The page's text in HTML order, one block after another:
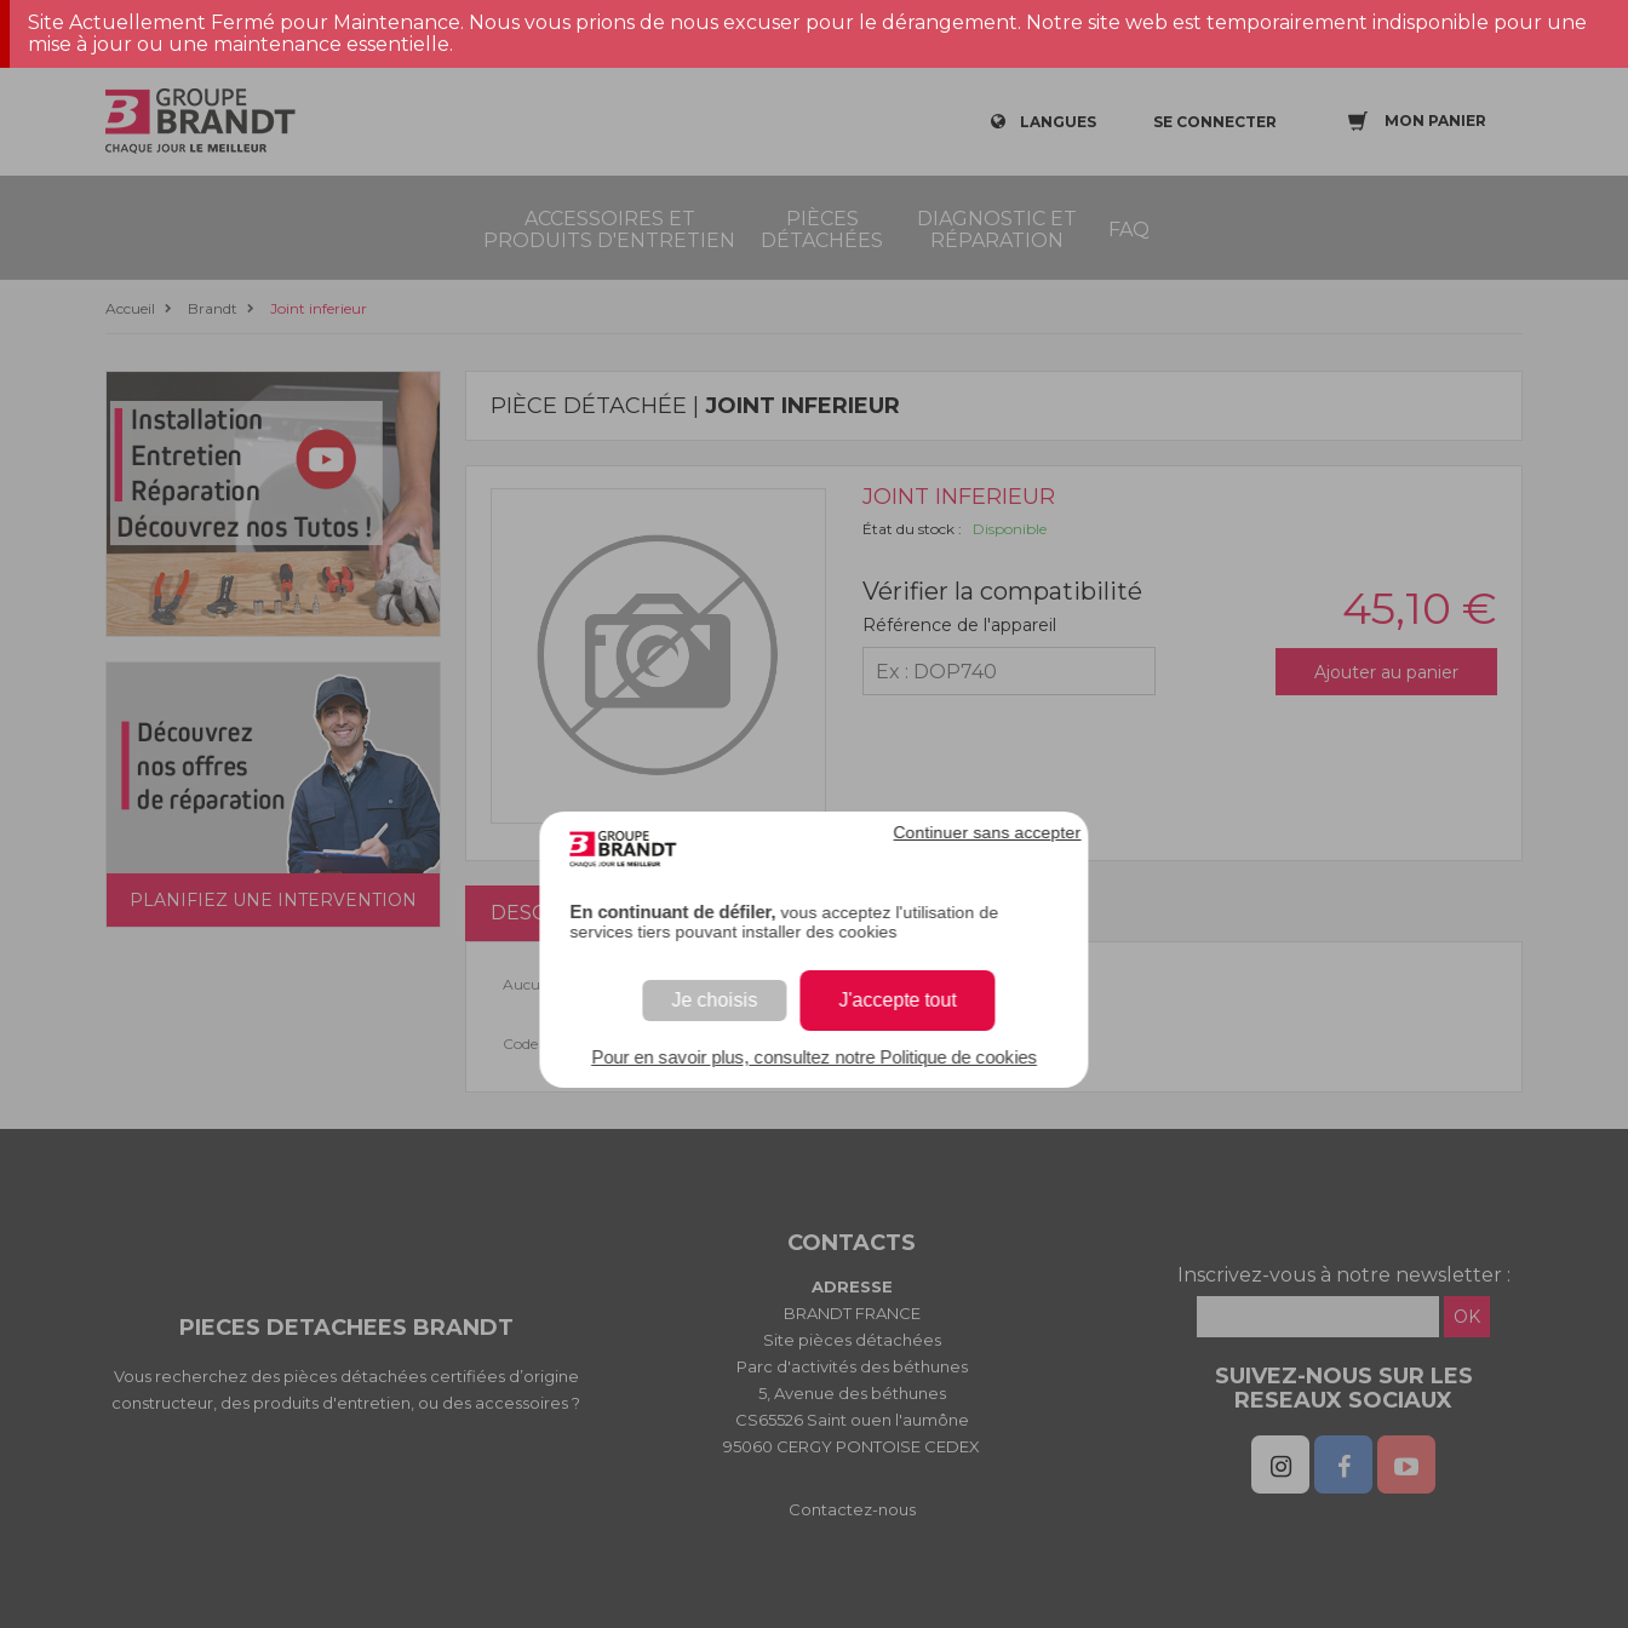
En continuant de défiler, vous acceptez l'utilisation de
services tiers pouvant installer des cookies
Je choisis J'accepte tout
Continuer sans accepter
Pour en savoir plus, consultez notre Politique de cookies
Site Actuellement Fermé pour Maintenance. Nous vous prions de nous excuser pour le dérangement. Notre site web est temporairement indisponible pour une
mise à jour ou une maintenance essentielle.
LANGUES SE CONNECTER MON PANIER
ACCESSOIRES ET
PRODUITS D'ENTRETIEN
PIÈCES
DÉTACHÉES
DIAGNOSTIC ET
RÉPARATION
FAQ
Accueil Brandt Joint inferieur
PLANIFIEZ UNE INTERVENTION
PIÈCE DÉTACHÉE | JOINT INFERIEUR
JOINT INFERIEUR
État du stock : Disponible
Vérifier la compatibilité
Référence de l'appareil 45,10 €
Ajouter au panier
DESCRIPTION
Aucune description.
Code EAN : 3251430006903
PIECES DETACHEES BRANDT
Vous recherchez des pièces détachées certifiées d’origine
constructeur, des produits d'entretien, ou des accessoires ?
CONTACTS
ADRESSE
BRANDT FRANCE
Site pièces détachées
Parc d'activités des béthunes
5, Avenue des béthunes
CS65526 Saint ouen l'aumône
95060 CERGY PONTOISE CEDEX
Contactez-nous
Inscrivez-vous à notre newsletter :
OK
SUIVEZ-NOUS SUR LES
RESEAUX SOCIAUX